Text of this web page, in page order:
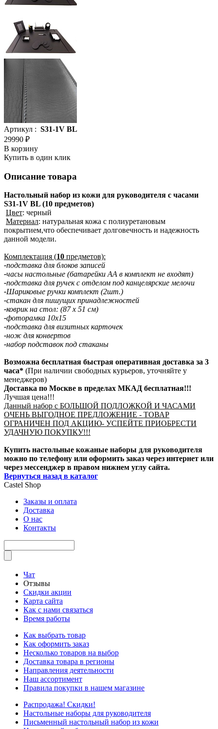
Артикул : S31-1V BL
29990 ₽
В корзину
Купить в один клик
Описание товара
Настольный набор из кожи для руководителя с часами
S31-1V BL (10 предметов)
Цвет: черный
Материал: натуральная кожа c полиуретановым
покрытием,что обеспечивает долговечность и надежность
данной модели.
Комплектация (10 предметов):
-подставка для блоков записей
-часы настольные (батарейки АА в комплект не входят)
-подставка для ручек с отделом под канцелярские мелочи
-Шариковые ручки комплект (2шт.)
-стакан для пишущих принадлежностей
-коврик на стол: (87 х 51 см)
-фоторамка 10х15
-подставка для визитных карточек
-нож для конвертов
-набор подставок под стаканы
Возможна бесплатная быстрая оперативная доставка за 3
часа* (При наличии свободных курьеров, уточняйте у
менеджеров)
Доставка по Москве в пределах МКАД бесплатная!!!
Лучшая цена!!!
Данный набор с БОЛЬШОЙ ПОДЛОЖКОЙ И ЧАСАМИ
ОЧЕНЬ ВЫГОДНОЕ ПРЕДЛОЖЕНИЕ - ТОВАР
ОГРАНИЧЕН ПОД АКЦИЮ- УСПЕЙТЕ ПРИОБРЕСТИ
УДАЧНУЮ ПОКУПКУ!!!
Купить настольные кожаные наборы для руководителя
можно по телефону или оформить заказ через интернет или
через мессенджер в правом нижнем углу сайта.
Вернуться назад в каталог
Castel Shop
Заказы и оплата
Доставка
О нас
Контакты
Чат
Отзывы
Скидки акции
Карта сайта
Как с нами связаться
Время работы
Как выбрать товар
Как оформить заказ
Несколько товаров на выбор
Доставка товара в регионы
Направления деятельности
Наш ассортимент
Правила покупки в нашем магазине
Распродажа! Скидки!
Настольные наборы для руководителя
Письменный настольный набор из кожи